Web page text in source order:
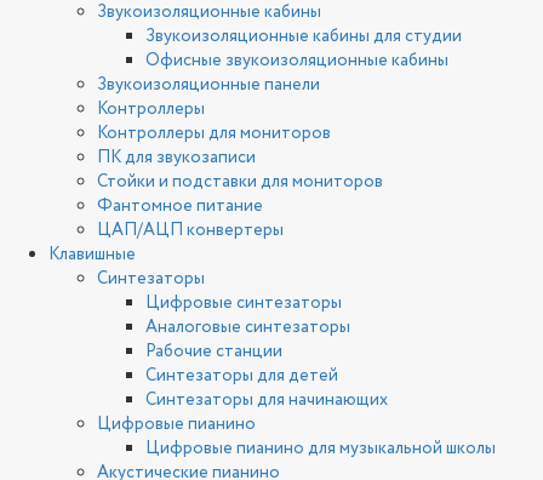
Звукоизоляционные кабины
Звукоизоляционные кабины для студии
Офисные звукоизоляционные кабины
Звукоизоляционные панели
Контроллеры
Контроллеры для мониторов
ПК для звукозаписи
Стойки и подставки для мониторов
Фантомное питание
ЦАП/АЦП конвертеры
Клавишные
Синтезаторы
Цифровые синтезаторы
Аналоговые синтезаторы
Рабочие станции
Синтезаторы для детей
Синтезаторы для начинающих
Цифровые пианино
Цифровые пианино для музыкальной школы
Акустические пианино